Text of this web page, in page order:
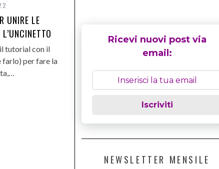
UNIRE LE
tutorial con il
farlo) per fare la
Ricevi nuovi post via
email:
Iscriviti
NEWSLETTER MENSILE